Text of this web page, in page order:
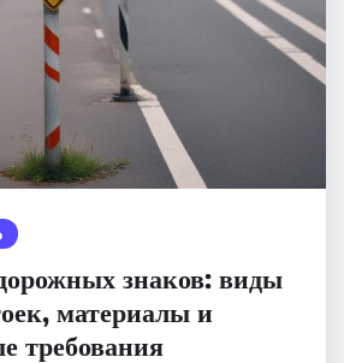
знаков: виды
материалы и
требования